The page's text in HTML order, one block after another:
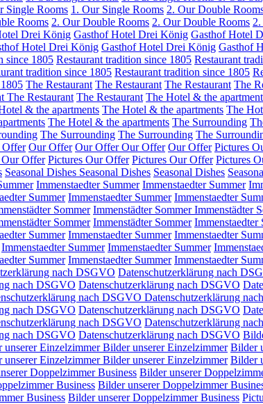
Single Rooms 1. Our Single Rooms 2. Our Double
Rooms 2. Our Double Rooms 2. Our Double Rooms
Drei König Gasthof Hotel Drei König Gasthof Hotel
Hotel Drei König Gasthof Hotel Drei König Gasthof
since 1805 Restaurant tradition since 1805 Restaurant
tradition since 1805 Restaurant tradition since 1805
The Restaurant The Restaurant The Restaurant The
The Restaurant The Restaurant The Hotel & the
& the apartments The Hotel & the apartments The
The Hotel & the apartments The Surrounding
The Surrounding The Surrounding The
Offer Our Offer Our OfferOur Offer Our Offer Pictures
Our Offer Pictures Our Offer Pictures Our Offer Pictures
Seasonal Dishes Seasonal Dishes Seasonal Dishes
Immenstaedter Summer Immenstaedter Summer
Summer Immenstaedter Summer Immenstaedter
Sommer Immenstädter SommerImmenstädter
Sommer Immenstädter Sommer Immenstaedter
Summer Immenstaedter Summer Immenstaedter
Immenstaedter Summer Immenstaedter Summer
Summer Immenstaedter Summer Immenstaedter
nach DSGVO Datenschutzerklärung nach
nach DSGVO Datenschutzerklärung nach DSGVO
nach DSGVO Datenschutzerklärung
nach DSGVO Datenschutzerklärung nach DSGVO
nach DSGVO Datenschutzerklärung
nach DSGVO Datenschutzerklärung nach DSGVO
unserer EinzelzimmerBilder unserer Einzelzimmer Bilder
unserer EinzelzimmerBilder unserer Einzelzimmer Bilder
Doppelzimmer Business Bilder unserer
Business Bilder unserer Doppelzimmer
Business Bilder unserer Doppelzimmer Business